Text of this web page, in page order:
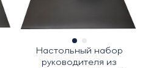
Настольный набор
руководителя из